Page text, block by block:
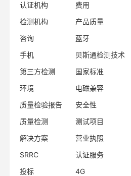
认证机构
费用
检测机构
产品质量
咨询
蓝牙
手机
贝斯通检测技术
第三方检测
国家标准
环境
电磁兼容
质量检验报告
安全性
质量检测
测试项目
解决方案
营业执照
SRRC
认证服务
投标
4G